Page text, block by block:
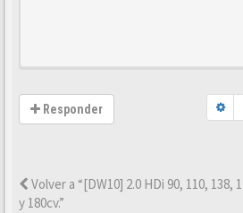
Responder
Volver a “[DW10] 2.0 HDi 90, 110, 138,
y 180cv.”